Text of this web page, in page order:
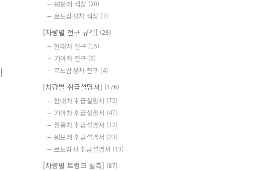
쉐보레 색상 (20)
르노삼성차 색상 (7)
[차량별 전구 규격] (29)
현대차 전구 (15)
기아차 전구 (9)
르노삼성차 전구 (4)
[차량별 취급설명서] (176)
현대차 취급설명서 (75)
기아차 취급설명서 (47)
쌍용차 취급설명서 (12)
쉐보레 취급설명서 (23)
르노삼성 취급설명서 (19)
[차량별 트렁크 실측] (87)